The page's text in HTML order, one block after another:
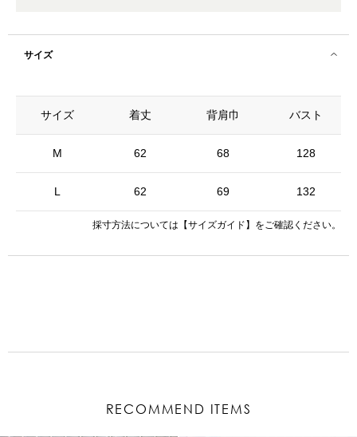
サイズ
サイズ
M
L
着丈 背肩巾 バスト
62 68 128
62 69 132
採寸方法については 【サイズガイド】 をご確認ください。
RECOMMEND ITEMS